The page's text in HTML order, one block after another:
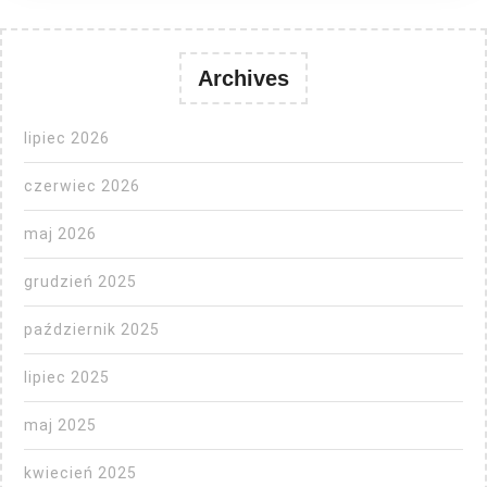
Archives
lipiec 2026
czerwiec 2026
maj 2026
grudzień 2025
październik 2025
lipiec 2025
maj 2025
kwiecień 2025